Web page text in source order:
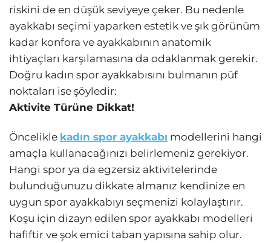
riskini de en düşük seviyeye çeker. Bu nedenle
ayakkabı seçimi yaparken estetik ve şık görünüm
kadar konfora ve ayakkabının anatomik
ihtiyaçları karşılamasına da odaklanmak gerekir.
Doğru kadın spor ayakkabısını bulmanın püf
noktaları ise şöyledir:
Aktivite Türüne Dikkat!
Öncelikle kadın spor ayakkabı modellerini hangi
amaçla kullanacağınızı belirlemeniz gerekiyor.
Hangi spor ya da egzersiz aktivitelerinde
bulunduğunuzu dikkate almanız kendinize en
uygun spor ayakkabıyı seçmenizi kolaylaştırır.
Koşu için dizayn edilen spor ayakkabı modelleri
hafiftir ve şok emici taban yapısına sahip olur.